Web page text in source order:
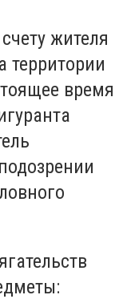
жителя
территории
время